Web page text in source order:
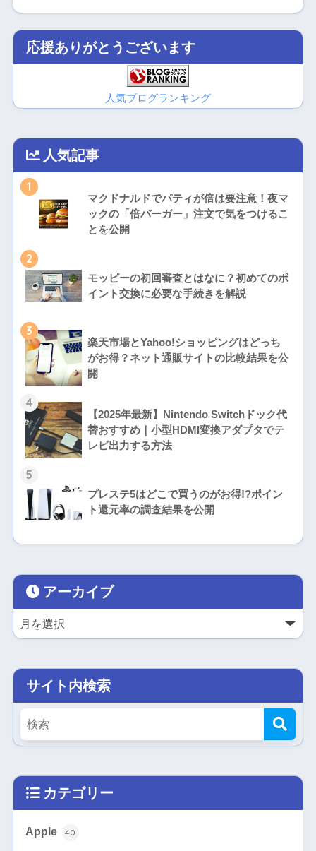
応援ありがとうございます
人気ブログランキング
人気記事
1
マクドナルドでパティが倍は要注意！夜マ
ックの「倍バーガー」注文で気をつけるこ
とを公開
2
モッピーの初回審査とはなに？初めてのポ
イント交換に必要な手続きを解説
3
楽天市場とYahoo!ショッピングはどっち
がお得？ネット通販サイトの比較結果を公
開
4
【2025年最新】Nintendo Switchドック代
替おすすめ｜小型HDMI変換アダプタでテ
レビ出力する方法
5
プレステ5はどこで買うのがお得!?ポイン
ト還元率の調査結果を公開
アーカイブ
サイト内検索
カテゴリー
Apple 40